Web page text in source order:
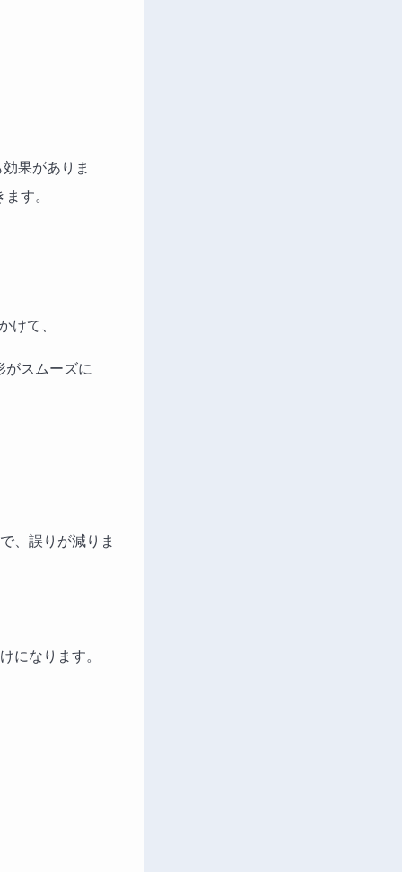
果がありま
す。
て、
がスムーズに
、誤りが減りま
になります。